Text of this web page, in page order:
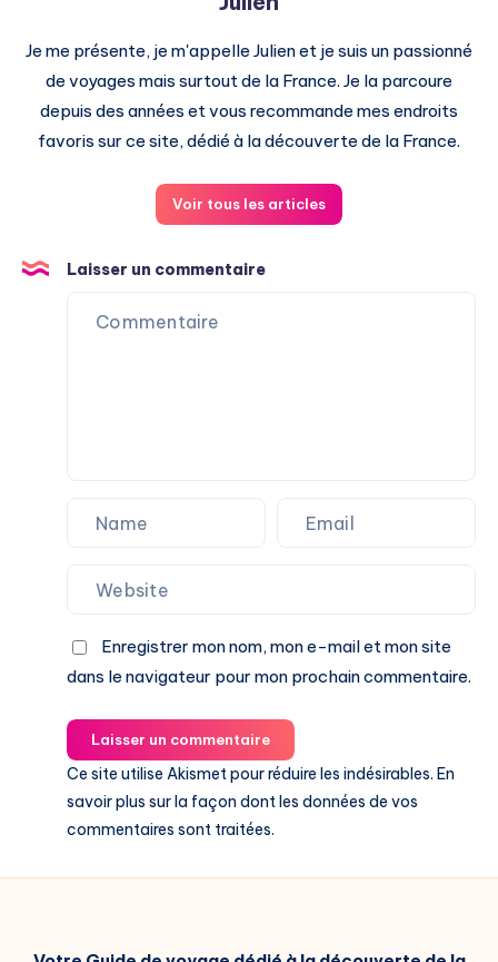
Je me présente, je m'appelle Julien et je suis un passionné
de voyages mais surtout de la France. Je la parcoure
depuis des années et vous recommande mes endroits
favoris sur ce site, dédié à la découverte de la France.
Voir tous les articles
Laisser un commentaire
Enregistrer mon nom, mon e-mail et mon site
dans le navigateur pour mon prochain commentaire.
Laisser un commentaire
Ce site utilise Akismet pour réduire les indésirables. En
savoir plus sur la façon dont les données de vos
commentaires sont traitées.